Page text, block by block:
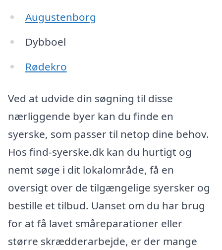
Augustenborg
Dybboel
Rødekro
Ved at udvide din søgning til disse
nærliggende byer kan du finde en
syerske, som passer til netop dine behov.
Hos find-syerske.dk kan du hurtigt og
nemt søge i dit lokalområde, få en
oversigt over de tilgængelige syersker og
bestille et tilbud. Uanset om du har brug
for at få lavet småreparationer eller
større skrædderarbejde, er der mange